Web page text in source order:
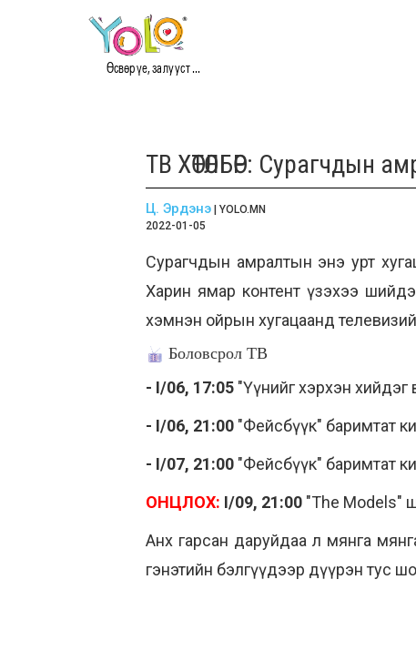
Өсвөр үе, залууст ...
ТВ ХӨТӨЛБӨР: Сурагчдын
Ц. Эрдэнэ | YOLO.MN
2022-01-05
Сурагчдын амралтын энэ урт
Харин ямар контент үзэхээ
хэмнэн ойрын хугацаанд
Боловсрол ТВ
- I/06, 17:05 "Үүнийг хэрхэн хийдэг
- I/06, 21:00 "Фейсбүүк" баримтат
- I/07, 21:00 "Фейсбүүк" баримтат
ОНЦЛОХ: I/09, 21:00 "The Models"
Анх гарсан даруйдаа л мянга
гэнэтийн бэлгүүдээр дүүрэн тус